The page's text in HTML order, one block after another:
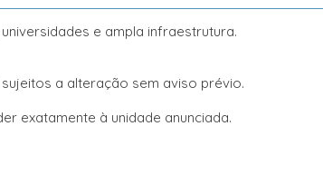
e ampla infraestrutura.
a alteração sem aviso prévio.
exatamente à unidade anunciada.